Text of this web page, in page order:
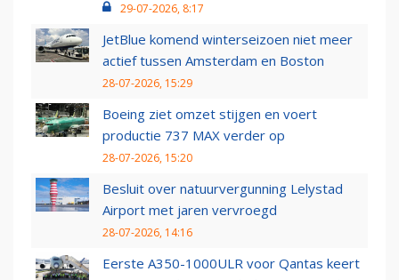
29-07-2026, 8:17
JetBlue komend winterseizoen niet meer
actief tussen Amsterdam en Boston
28-07-2026, 15:29
Boeing ziet omzet stijgen en voert
productie 737 MAX verder op
28-07-2026, 15:20
Besluit over natuurvergunning Lelystad
Airport met jaren vervroegd
28-07-2026, 14:16
Eerste A350-1000ULR voor Qantas keert